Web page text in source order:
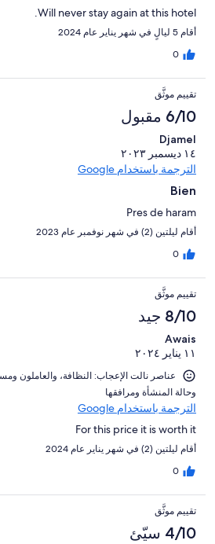
Will never stay again at this hotel.
أقام 5 ليالٍ في شهر يناير عام 2024
0
تقييم موثَّق
6/10 مقبول
Djamel
١٤ ديسمبر ٢٠٢٣
الترجمة باستخدام Google
Bien
Pres de haram
أقام ليلتين (2) في شهر نوفمبر عام 2023
0
تقييم موثَّق
8/10 جيد
Awais
١١ يناير ٢٠٢٤
و⁦حالة المنشأة ومرافقها⁩
الترجمة باستخدام Google
For this price it is worth it
أقام ليلتين (2) في شهر يناير عام 2024
0
تقييم موثَّق
4/10 سيّئ